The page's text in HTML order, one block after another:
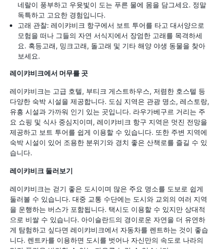
네랄이 풍부하고 우윳빛이 도는 푸른 물에 몸을 담그세요. 정말
독특하고 고요한 경험입니다.
고래 관찰: 레이캬비크 항구에서 보트 투어를 타고 대서양으로
모험을 떠나 그들의 자연 서식지에서 장엄한 고래를 목격하세
요. 혹등고래, 밍크고래, 돌고래 및 기타 해양 야생 동물을 찾아
보세요.
레이캬비크에서 머무를 곳
레이캬비크는 고급 호텔, 부티크 게스트하우스, 저렴한 호스텔 등
다양한 숙박 시설을 제공합니다. 도심 지역은 관광 명소, 레스토랑,
유흥 시설과 가까워 인기 있는 곳입니다. 라우가베구르 거리는 주
요 쇼핑 및 식사 중심지이며, 레이캬비크 항구 지역은 멋진 전망을
제공하고 보트 투어를 쉽게 이용할 수 있습니다. 또한 주변 지역에
숙박 시설이 있어 조용한 분위기와 경치 좋은 산책로를 즐길 수 있
습니다.
레이캬비크 둘러보기
레이캬비크는 걷기 좋은 도시이며 많은 주요 명소를 도보로 쉽게
둘러볼 수 있습니다. 대중 교통 수단에는 도시와 교외의 여러 지역
을 운행하는 버스가 포함됩니다. 택시도 이용할 수 있지만 상대적
으로 비쌀 수 있습니다. 아이슬란드의 경이로운 자연을 더 유연하
게 탐험하고 싶다면 레이캬비크에서 자동차를 렌트하는 것이 좋습
니다. 렌트카를 이용하면 도시를 벗어나 자신만의 속도로 나라의